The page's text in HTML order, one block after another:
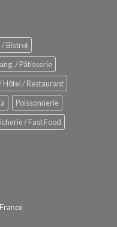
/ Bistrot
/ Pâtisserie
Hôtel / Restaurant
Poissonnerie
/ Fast Food